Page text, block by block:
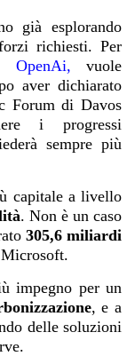
già esplorando
richiesti. Per
OpenAi, vuole
aver dichiarato
Forum di Davos
i progressi
sempre più
capitale a livello
. Non è un caso
305,6 miliardi
impegno per un
, e a
delle soluzioni